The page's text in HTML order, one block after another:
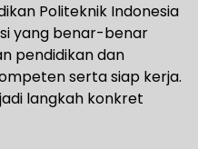
Politeknik Indonesia
yang benar-benar
pendidikan dan
serta siap kerja.
langkah konkret